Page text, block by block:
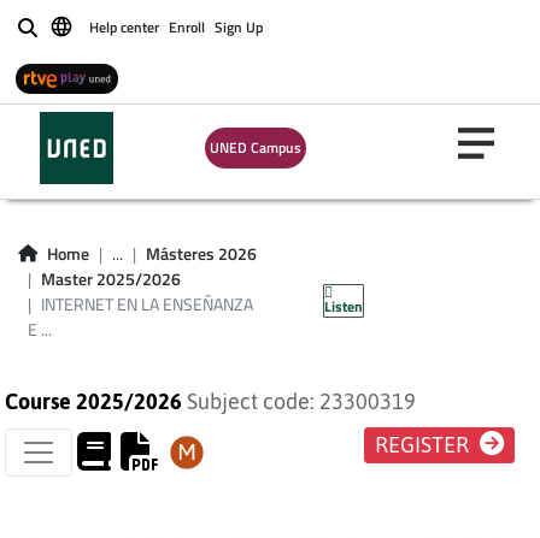
BuscarHelp center Enroll Sign Up
UNED Campus
Home ...
Másteres 2026
Master 2025/2026
INTERNET EN LA ENSEÑANZA
E ...
Listen
INTERNET EN LA
ENSEÑANZA E
INVESTIGACIÓN DE
LENGUAS
EXTRANJERAS
Course 2025/2026 Subject code: 23300319
REGISTER